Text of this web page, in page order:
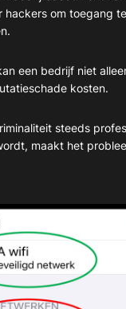
hackers om toegang
een bedrijf niet
kosten.
steeds
maakt het